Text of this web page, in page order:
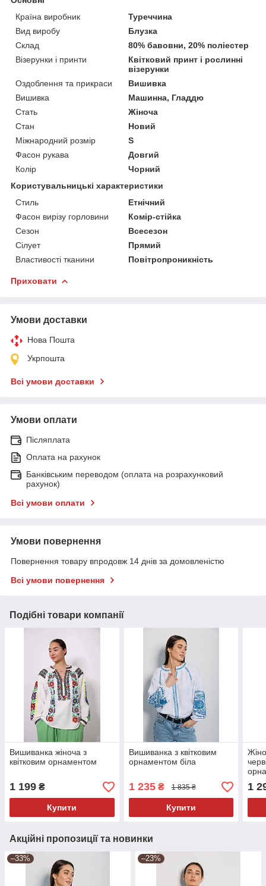
Країна виробник
Туреччина
Вид виробу
Блузка
Склад
80% бавовни, 20% поліестер
Візерунки і принти
Квітковий принт і рослинні
візерунки
Оздоблення та прикраси
Вишивка
Вишивка
Машинна, Гладдю
Стать
Жіноча
Стан
Новий
Міжнародний розмір
S
Фасон рукава
Довгий
Колір
Чорний
Користувальницькі характеристики
Стиль
Етнічний
Фасон вирізу горловини
Комір-стійка
Сезон
Всесезон
Сілует
Прямий
Властивості тканини
Повітропроникність
Приховати
Умови доставки
Нова Пошта
Укрпошта
Всі умови доставки
Умови оплати
Післяплата
Оплата на рахунок
Банківським переводом (оплата на розрахунковий
рахунок)
Всі умови оплати
Умови повернення
Повернення товару впродовж 14 днів за домовленістю
Всі умови повернення
Подібні товари компанії
Вишиванка жіноча з
квітковим орнаментом
1 199 ₴
Купити
Вишиванка з квітковим
орнаментом біла
1 235₴ 1 835 ₴
Купити
1
Акційні пропозиції та новинки
–33% –23%